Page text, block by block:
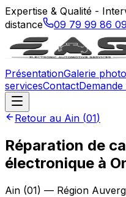
Expertise & Qualité -
distance
09 79 99 86 09
PrésentationGalerie
servicesContact
Retour au Ain (01)
Réparation de
électronique à
Ain (01) — Région